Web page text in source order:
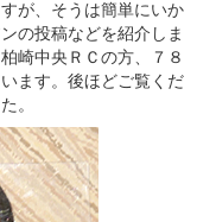
が、そうは簡単にいか
の投稿などを紹介しま
崎中央ＲＣの方、７８
ます。後ほどご覧くだ
。